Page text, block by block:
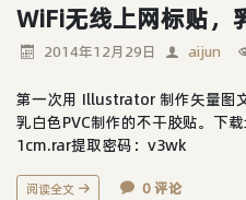
WiFi无线上网标贴，
2014年12月29日 aijun
第一次用 Illustrator 制作矢量图
乳白色PVC制作的不干胶贴。
1cm.rar提取密码：v3wk
阅读全文 0 评论